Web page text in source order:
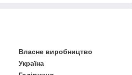
Власне виробництво
Україна